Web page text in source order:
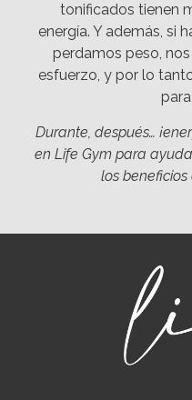
tonificados tienen
energía. Y además, si
perdamos peso,
esfuerzo, y por lo
Durante, después…
en Life Gym para
los